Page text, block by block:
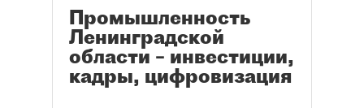
Промышленность
Ленинградской
области – инвестиции,
кадры, цифровизация